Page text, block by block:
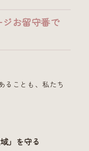
ジお留守番で
ることも、私たち
」を守る